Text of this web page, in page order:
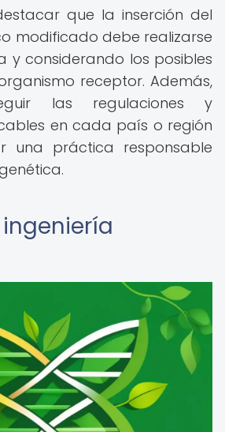
que la inserción del
modificado debe realizarse
y considerando los posibles
receptor. Además,
las regulaciones y
en cada país o región
una práctica responsable